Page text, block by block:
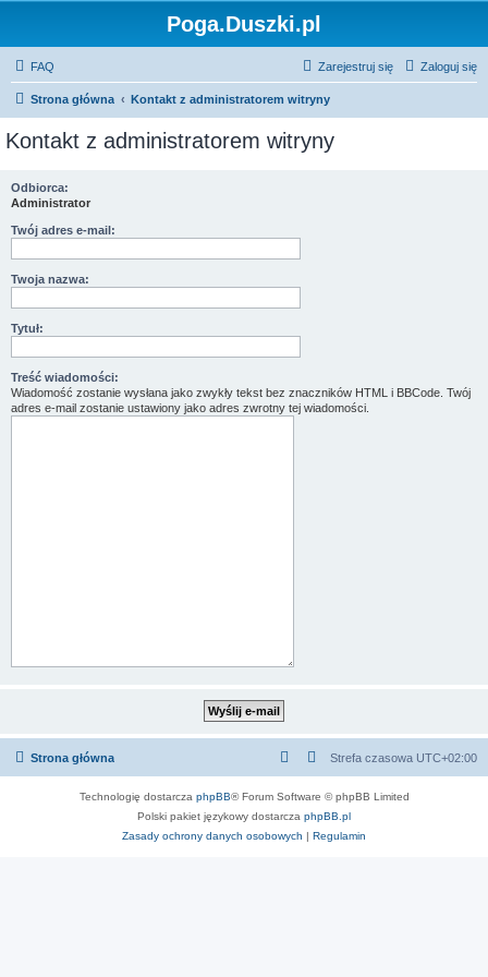
Poga.Duszki.pl
FAQ Zaloguj się
Zarejestruj się
Strona główna Kontakt z administratorem witryny
Kontakt z administratorem witryny
Odbiorca:
Administrator
Twój adres e-mail:
Twoja nazwa:
Tytuł:
Treść wiadomości:
Wiadomość zostanie wysłana jako zwykły tekst bez znaczników HTML i BBCode. Twój
adres e-mail zostanie ustawiony jako adres zwrotny tej wiadomości.
Strona główna Strefa czasowa UTC+02:00
Technologię dostarcza phpBB® Forum Software © phpBB Limited
Polski pakiet językowy dostarcza phpBB.pl
Zasady ochrony danych osobowych | Regulamin